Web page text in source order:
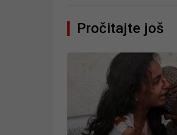
Pročitajte još